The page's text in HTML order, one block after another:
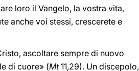
loro il Vangelo, la vostra vita,
anche voi stessi, crescerete e
ascoltare sempre di nuovo
di cuore» (Mt11,29). Un discepolo,